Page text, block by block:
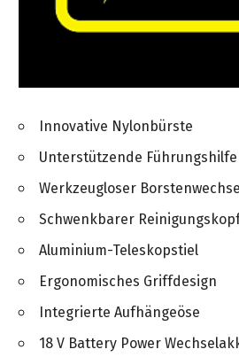
Innovative Nylonbürste
Unterstützende Führungshilfe
Werkzeugloser
Schwenkbarer
Aluminium-Teleskopstiel
Ergonomisches Griffdesign
Integrierte Aufhängeöse
18 V Battery Power